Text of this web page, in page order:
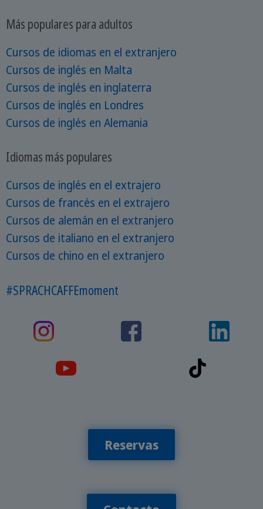
Más populares para adultos
Cursos de idiomas en el extranjero
Cursos de inglés en Malta
Cursos de inglés en inglaterra
Cursos de inglés en Londres
Cursos de inglés en Alemania
Idiomas más populares
Cursos de inglés en el extrajero
Cursos de francés en el extrajero
Cursos de alemán en el extranjero
Cursos de italiano en el extranjero
Cursos de chino en el extranjero
#SPRACHCAFFEmoment
Reservas